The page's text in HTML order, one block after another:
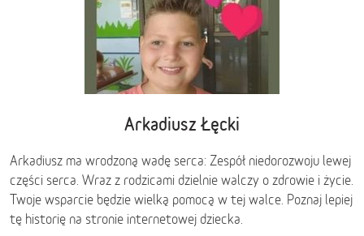
Arkadiusz Łęcki
Arkadiusz ma wrodzoną wadę serca: Zespół niedorozwoju lewej
części serca. Wraz z rodzicami dzielnie walczy o zdrowie i życie.
Twoje wsparcie będzie wielką pomocą w tej walce. Poznaj lepiej
tę historię na stronie internetowej dziecka.